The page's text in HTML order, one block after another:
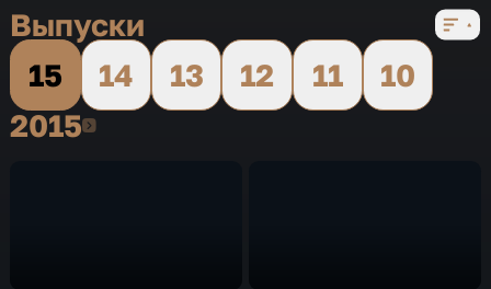
Выпуски
15
14 13 12 11
10
20152015